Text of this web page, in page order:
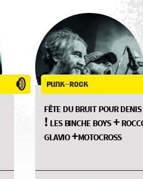
punk-rock
fête du bruit pour denis
! les binche boys +
glavio +motocross